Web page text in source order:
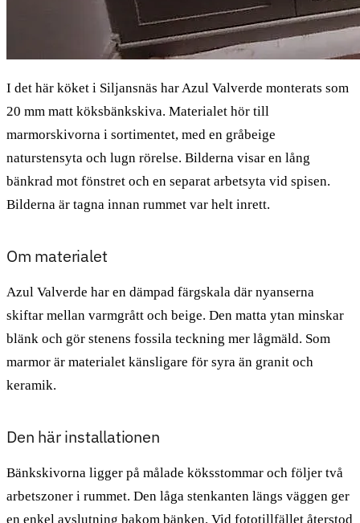
I det här köket i Siljansnäs har Azul Valverde monterats som
20 mm matt köksbänkskiva. Materialet hör till
marmorskivorna i sortimentet, med en gråbeige
naturstensyta och lugn rörelse. Bilderna visar en lång
bänkrad mot fönstret och en separat arbetsyta vid spisen.
Bilderna är tagna innan rummet var helt inrett.
Om materialet
Azul Valverde har en dämpad färgskala där nyanserna
skiftar mellan varmgrått och beige. Den matta ytan minskar
blänk och gör stenens fossila teckning mer lågmäld. Som
marmor är materialet känsligare för syra än granit och
keramik.
Den här installationen
Bänkskivorna ligger på målade köksstommar och följer två
arbetszoner i rummet. Den låga stenkanten längs väggen ger
en enkel avslutning bakom bänken. Vid fototillfället återstod